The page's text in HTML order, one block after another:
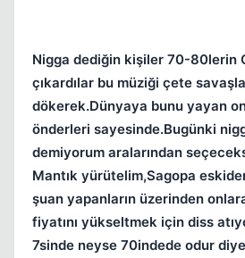
Nigga dediğin kişiler 70-80lerin
çıkardılar bu müziği çete
dökerek.Dünyaya bunu yayan
önderleri sayesinde.Bugünki
demiyorum aralarından
Mantık yürütelim,Sagopa
şuan yapanların üzerinden
fiyatını yükseltmek için diss
7sinde neyse 70indede odur